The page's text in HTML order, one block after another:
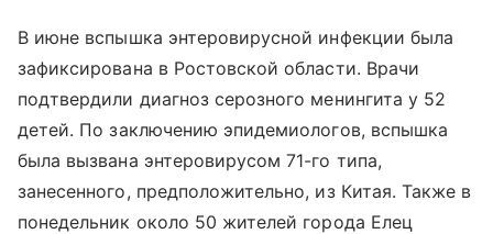
В июне вспышка энтеровирусной инфекции была
зафиксирована в Ростовской области. Врачи
подтвердили диагноз серозного менингита у 52
детей. По заключению эпидемиологов, вспышка
была вызвана энтеровирусом 71-го типа,
занесенного, предположительно, из Китая. Также в
понедельник около 50 жителей города Елец